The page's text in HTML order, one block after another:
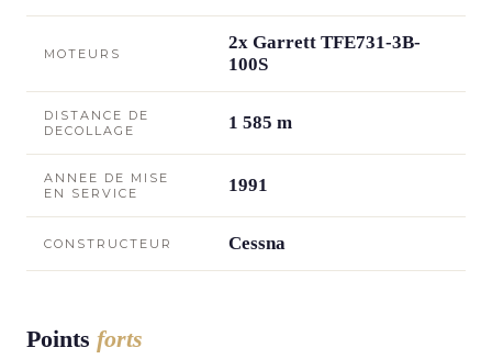
MOTEURS
2x Garrett TFE731-3B-
100S
DISTANCE DE
DECOLLAGE
1 585 m
ANNEE DE MISE
EN SERVICE
1991
CONSTRUCTEUR Cessna
Points forts